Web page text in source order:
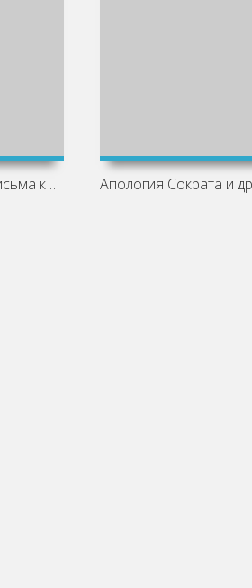
Нравственные письма к Луцилию